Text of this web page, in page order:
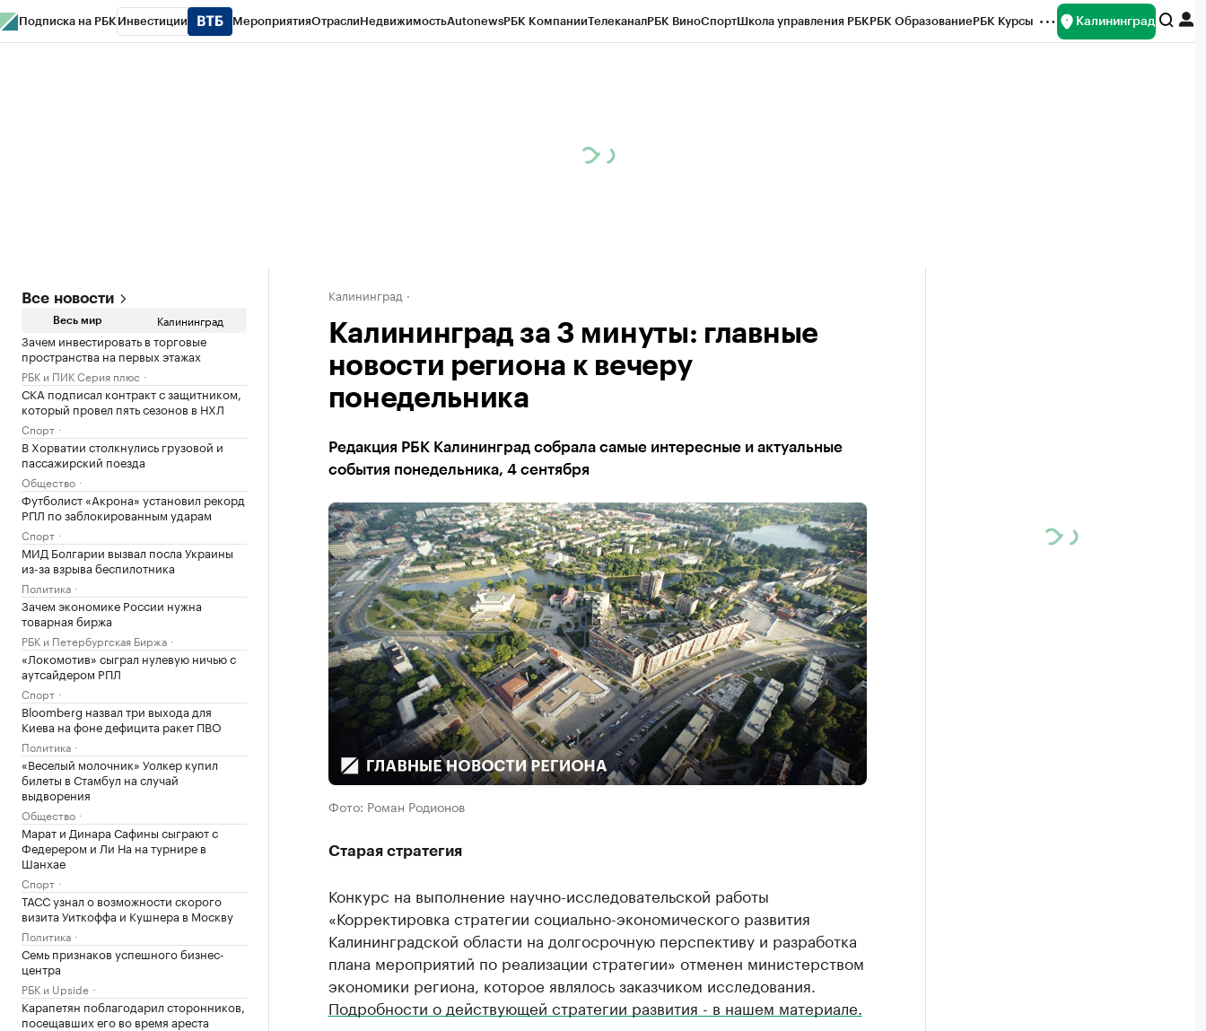
Подписка на РБК Инвестиции МероприятияОтраслиНедвижимостьAutonewsРБК КомпанииТелеканалРБК ВиноСпортШкола управления РБКРБК ОбразованиеРБК Курсы Калининград
Все новости
Весь мир Калининград
Зачем инвестировать в торговые
пространства на первых этажах
РБК и ПИК Серия плюс
СКА подписал контракт с защитником,
который провел пять сезонов в НХЛ
Спорт
В Хорватии столкнулись грузовой и
пассажирский поезда
Общество
Футболист «Акрона» установил рекорд
РПЛ по заблокированным ударам
Спорт
МИД Болгарии вызвал посла Украины
из-за взрыва беспилотника
Политика
Зачем экономике России нужна
товарная биржа
РБК и Петербургская Биржа
«Локомотив» сыграл нулевую ничью с
аутсайдером РПЛ
Спорт
Bloomberg назвал три выхода для
Киева на фоне дефицита ракет ПВО
Политика
«Веселый молочник» Уолкер купил
билеты в Стамбул на случай
выдворения
Общество
Марат и Динара Сафины сыграют с
Федерером и Ли На на турнире в
Шанхае
Спорт
ТАСС узнал о возможности скорого
визита Уиткоффа и Кушнера в Москву
Политика
Семь признаков успешного бизнес-
центра
РБК и Upside
Карапетян поблагодарил сторонников,
посещавших его во время ареста
Калининград
Калининград за 3 минуты: главные
новости региона к вечеру
понедельника
Редакция РБК Калининград собрала самые интересные и актуальные
события понедельника, 4 сентября
Фото: Роман Родионов
Старая стратегия
Конкурс на выполнение научно-исследовательской работы
«Корректировка стратегии социально-экономического развития
Калининградской области на долгосрочную перспективу и разработка
плана мероприятий по реализации стратегии» отменен министерством
экономики региона, которое являлось заказчиком исследования.
Подробности о действующей стратегии развития - в нашем материале.